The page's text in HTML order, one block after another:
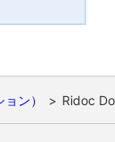
ン） Ridoc